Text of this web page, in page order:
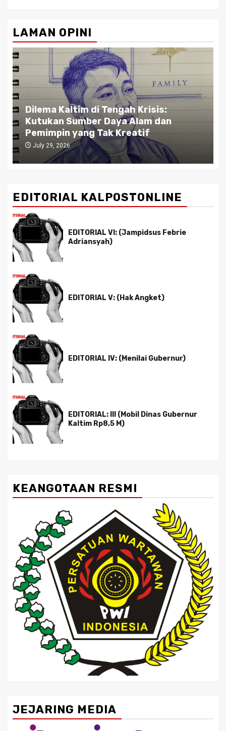
LAMAN OPINI
Dilema Kaltim di Tengah Krisis:
Kutukan Sumber Daya Alam dan
Pemimpin yang Tak Kreatif
July 29, 2026
EDITORIAL KALPOSTONLINE
EDITORIAL VI: (Jampidsus Febrie
Adriansyah)
EDITORIAL V: (Hak Angket)
EDITORIAL IV: (Menilai Gubernur)
EDITORIAL: III (Mobil Dinas Gubernur
Kaltim Rp8,5 M)
KEANGOTAAN RESMI
JEJARING MEDIA